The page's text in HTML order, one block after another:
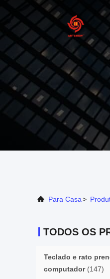
Para Casa>
TODOS OS
Teclado e rato
computador(147)